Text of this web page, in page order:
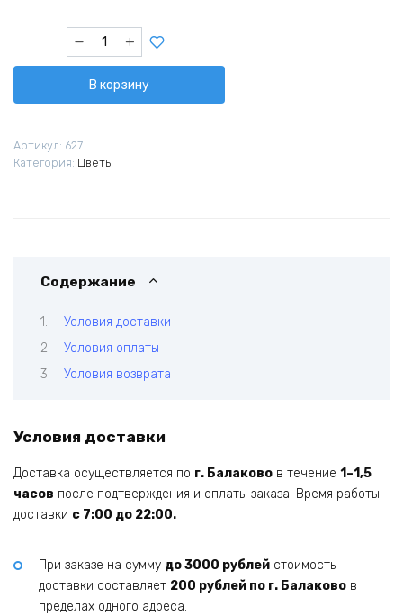
Количество
товара
Фрутетто
В корзину
Артикул: 627
Категория: Цветы
Содержание
Условия доставки
Условия оплаты
Условия возврата
Условия доставки
Доставка осуществляется по г. Балаково в течение 1–1,5
часов после подтверждения и оплаты заказа. Время работы
доставки с 7:00 до 22:00.
При заказе на сумму до 3000 рублей стоимость
доставки составляет 200 рублей по г. Балаково в
пределах одного адреса.